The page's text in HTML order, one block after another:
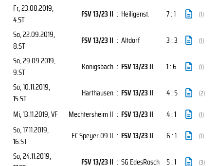
Fr, 23.08.2019,
4.ST
FSV 13/23 II : Heiligenst. 7 : 1 (1)
So, 22.09.2019,
8.ST
FSV 13/23 II : Altdorf 3 : 3 (1)
So, 29.09.2019,
9.ST
Königsbach : FSV 13/23 II 1 : 6 (1)
So, 10.11.2019,
15.ST
Harthausen : FSV 13/23 II 4 : 5 (2)
Mi, 13.11.2019, VF Mechtersheim II : FSV 13/23 II 4 : 1 (1)
So, 17.11.2019,
16.ST
FC Speyer 09 II : FSV 13/23 II 6 : 1 (1)
So, 24.11.2019,
FSV 13/23 II : SG EdesRosch 5 : 1 (3)